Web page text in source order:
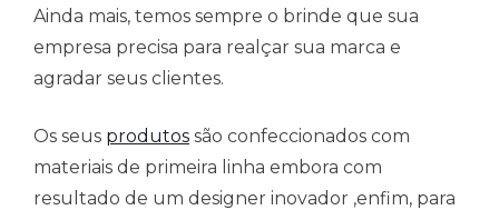
Ainda mais, temos sempre o brinde que sua
empresa precisa para realçar sua marca e
agradar seus clientes.
Os seus produtos são confeccionados com
materiais de primeira linha embora com
resultado de um designer inovador ,enfim, para